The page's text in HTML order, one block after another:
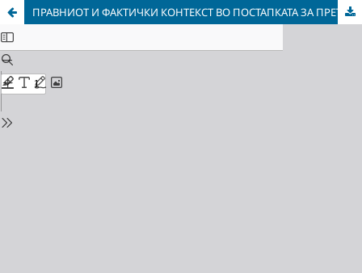
ПРАВНИОТ И ФАКТИЧКИ КОНТЕКСТ ВО ПОСТАПКАТА ЗА ПРЕТХОДНО ОДЛУЧУВАЊЕ НА СУДОТ НА ПРАВДАТА НА ЕВРОПСКАТА УНИЈА – АНАЛИЗА НА СЛУЧАЈОТ ОГЊАНОВ